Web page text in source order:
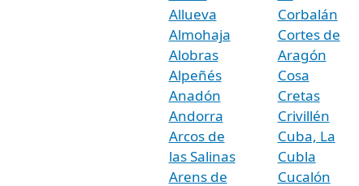
Allueva
Almohaja
Alobras
Alpeñés
Anadón
Andorra
Arcos de
las Salinas
Arens de
Corbalán
Cortes de
Aragón
Cosa
Cretas
Crivillén
Cuba, La
Cubla
Cucalón